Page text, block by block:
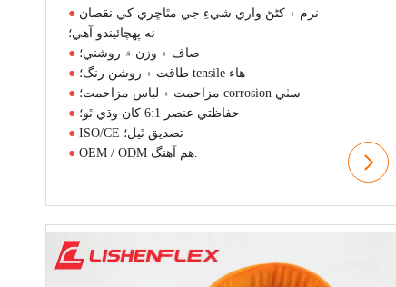
● نرم ۽ کڻڻ واري شيءِ جي مٿاڇري کي نقصان
نه پهچائيندو آهي؛
● صاف ۽ وزن ۾ روشني؛
●
هاء tensile طاقت ۽ روشن رنگ؛
●
سٺي corrosion مزاحمت ۽ لباس مزاحمت؛
●
حفاظتي عنصر 6:1 کان وڌي ٿو؛
●
ISO/CE تصديق ٿيل؛
●
OEM / ODM هم آهنگ.